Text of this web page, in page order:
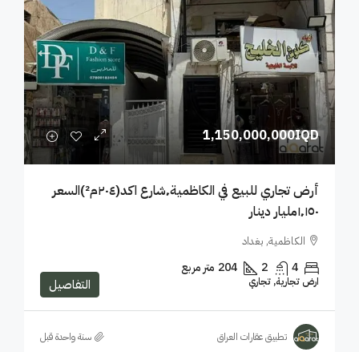
1,150,000,000IQD
أرض تجاري للبيع في الكاظمية٬شارع اكد(٢٠٤م²)السعر
١٬١٥٠مليار دينار
الكاظمية, بغداد
4
2
204 متر مربع
ارض تجارية, تجاري التفاصيل
تطبيق عقارات العراق ‏سنة واحدة قبل